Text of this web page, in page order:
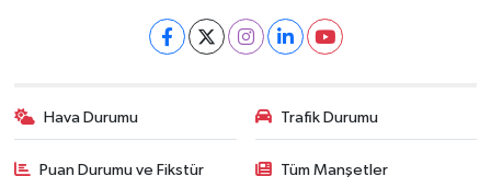
Hava Durumu Trafik Durumu
Puan Durumu ve Fikstür Tüm Manşetler